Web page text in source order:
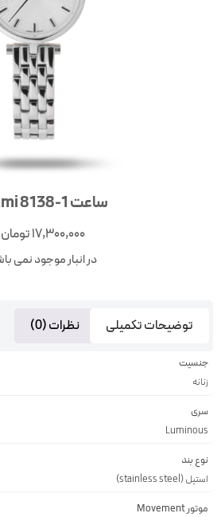
ساعت Laxmi 8138-1
17,300,000تومان
در انبار موجود نمی باشد
توضیحات تکمیلی نظرات (0)
جنسیت
زنانه
سری
Luminous
نوع بند
استیل (stainless steel)
موتور Movement